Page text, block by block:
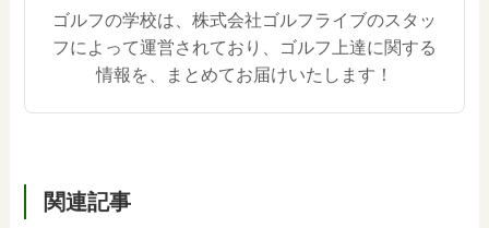
ゴルフの学校は、株式会社ゴルフライブのスタッ
フによって運営されており、ゴルフ上達に関する
情報を、まとめてお届けいたします！
関連記事